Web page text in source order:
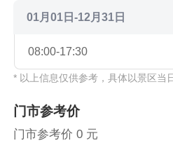
01月01日-12月31日
08:00-17:30
* 以上信息仅供参考，具体以景区当
门市参考价
门市参考价 0 元